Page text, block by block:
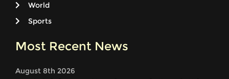
World
Sports
Most Recent News
August 8th 2026